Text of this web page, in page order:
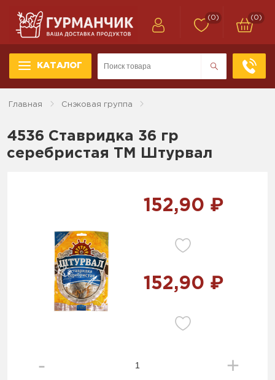
КАТАЛОГ
(0) (0)
Главная Снэковая группа
4536 Ставридка 36 гр
серебристая ТМ Штурвал
152,90 ₽
152,90 ₽